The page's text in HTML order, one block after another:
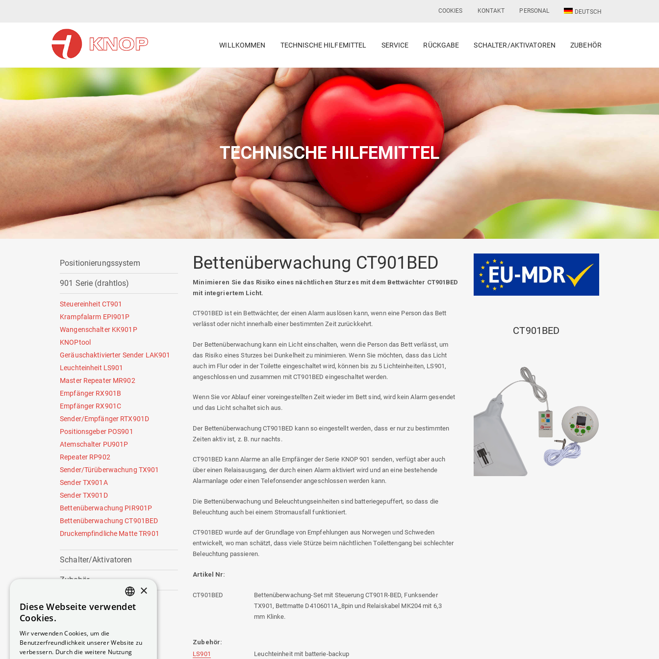
COOKIES KONTAKT PERSONAL DEUTSCH
WILLKOMMEN TECHNISCHE HILFEMITTEL SERVICE RÜCKGABE SCHALTER/AKTIVATOREN ZUBEHÖR
TECHNISCHE HILFEMITTEL
Positionierungssystem
901 Serie (drahtlos)
Steuereinheit CT901
Krampfalarm EPI901P
Wangenschalter KK901P
KNOPtool
Geräuschaktivierter Sender LAK901
Leuchteinheit LS901
Master Repeater MR902
Empfänger RX901B
Empfänger RX901C
Sender/Empfänger RTX901D
Positionsgeber POS901
Atemschalter PU901P
Repeater RP902
Sender/Türüberwachung TX901
Sender TX901A
Sender TX901D
Bettenüberwachung PIR901P
Bettenüberwachung CT901BED
Druckempfindliche Matte TR901
Schalter/Aktivatoren
Zubehör
Bettenüberwachung CT901BED
Minimieren Sie das Risiko eines nächtlichen Sturzes mit dem Bettwächter CT901BED
mit integriertem Licht.
CT901BED ist ein Bettwächter, der einen Alarm auslösen kann, wenn eine Person das Bett
verlässt oder nicht innerhalb einer bestimmten Zeit zurückkehrt.
Der Bettenüberwachung kann ein Licht einschalten, wenn die Person das Bett verlässt, um
das Risiko eines Sturzes bei Dunkelheit zu minimieren. Wenn Sie möchten, dass das Licht
auch im Flur oder in der Toilette eingeschaltet wird, können bis zu 5 Lichteinheiten, LS901,
angeschlossen und zusammen mit CT901BED eingeschaltet werden.
Wenn Sie vor Ablauf einer voreingestellten Zeit wieder im Bett sind, wird kein Alarm gesendet
und das Licht schaltet sich aus.
Der Bettenüberwachung CT901BED kann so eingestellt werden, dass er nur zu bestimmten
Zeiten aktiv ist, z. B. nur nachts.
CT901BED kann Alarme an alle Empfänger der Serie KNOP 901 senden, verfügt aber auch
über einen Relaisausgang, der durch einen Alarm aktiviert wird und an eine bestehende
Alarmanlage oder einen Telefonsender angeschlossen werden kann.
Die Bettenüberwachung und Beleuchtungseinheiten sind batteriegepuffert, so dass die
Beleuchtung auch bei einem Stromausfall funktioniert.
CT901BED wurde auf der Grundlage von Empfehlungen aus Norwegen und Schweden
entwickelt, wo man schätzt, dass viele Stürze beim nächtlichen Toilettengang bei schlechter
Beleuchtung passieren.
Artikel Nr:
CT901BED
Bettenüberwachung-Set mit Steuerung CT901R-BED, Funksender
TX901, Bettmatte D4106011A_8pin und Relaiskabel MK204 mit 6,3
mm Klinke.
Zubehör:
LS901
Leuchteinheit mit batterie-backup
CT901BED
DANISH
ENGLISH
×
Diese Webseite verwendet
Cookies.
Wir verwenden Cookies, um die
Benutzerfreundlichkeit unserer Website zu
verbessern. Durch die weitere Nutzung